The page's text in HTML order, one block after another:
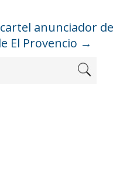
anunciador de
El Provencio →